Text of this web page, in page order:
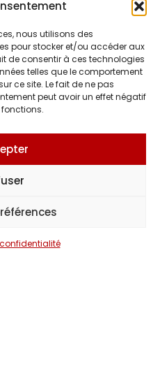
nous utilisons des
pour stocker et/ou accéder aux
de consentir à ces technologies
telles que le comportement
ce site. Le fait de ne pas
peut avoir un effet négatif